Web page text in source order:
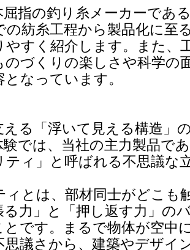
屈指の釣り糸メーカーであ
の紡糸工程から製品化に至
やすく紹介します。また、
のづくりの楽しさや科学の
なっています。
る「浮いて見える構造」
では、当社の主力製品で
ティ」と呼ばれる不思議な
ィとは、部材同士がどこも
る力」と「押し返す力」の
とです。まるで物体が空中
思議さから、建築やデザイ